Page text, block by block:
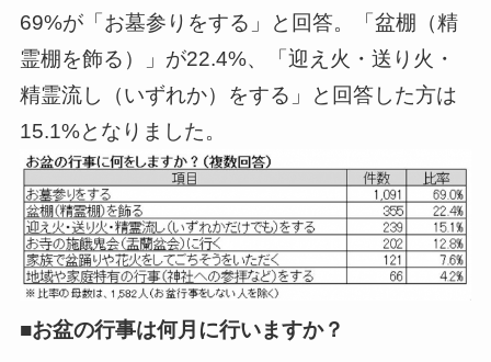
69%が「お墓参りをする」と回答。「盆棚（精
霊棚を飾る）」が22.4%、「迎え火・送り火・
精霊流し（いずれか）をする」と回答した方は
15.1%となりました。
■お盆の行事は何月に行いますか？